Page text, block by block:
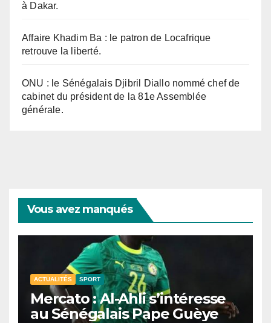
à Dakar.
Affaire Khadim Ba : le patron de Locafrique
retrouve la liberté.
ONU : le Sénégalais Djibril Diallo nommé chef de
cabinet du président de la 81e Assemblée
générale.
Vous avez manqués
ACTUALITÉS SPORT
Mercato : Al-Ahli s’intéresse
au Sénégalais Pape Guèye